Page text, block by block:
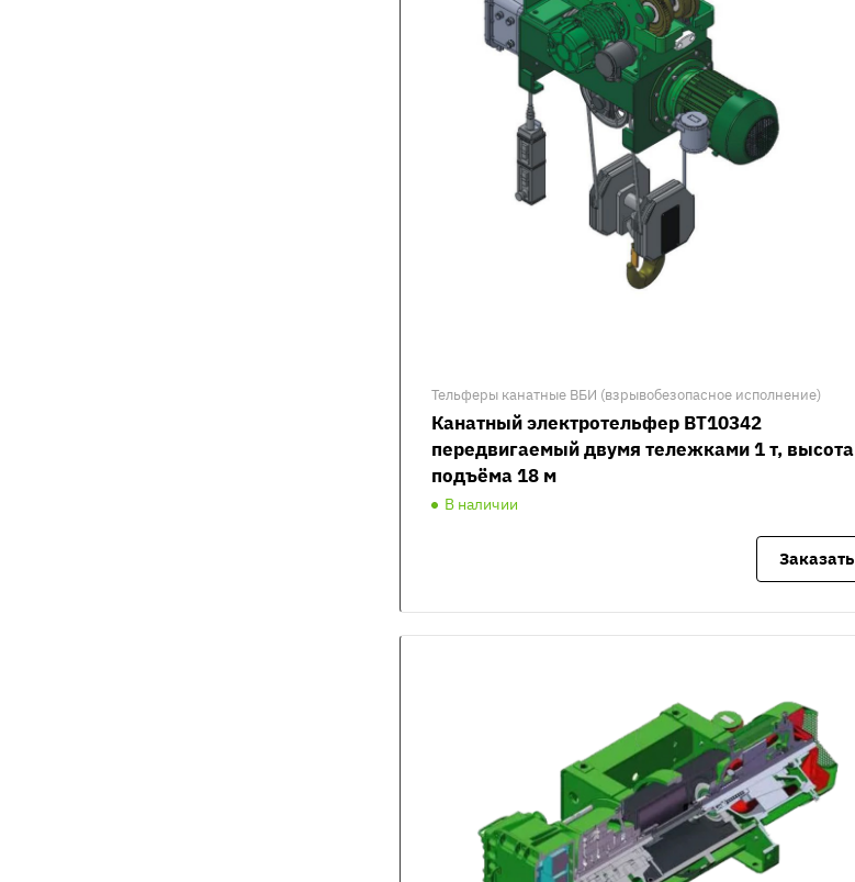
Тельферы канатные ВБИ (взрывобезопасное исполнение)
Канатный электротельфер ВТ10342
передвигаемый двумя тележками 1 т, высота
подъёма 18 м
В наличии
Заказать